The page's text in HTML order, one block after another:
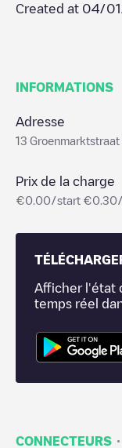
Created at 04/
INFORMATIONS
Adresse
13 Groenmarktstraat
Prix de la charge
€0.00/start €0.30/
Afficher l'état
temps réel
CONNECTEURS ·